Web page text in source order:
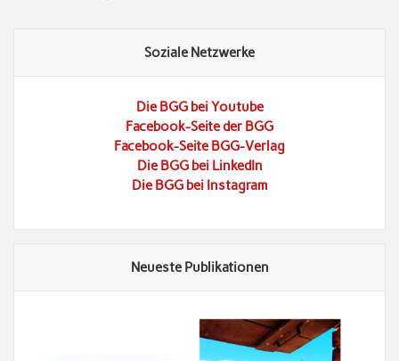
Soziale Netzwerke
Die BGG bei Youtube
Facebook-Seite der BGG
Facebook-Seite BGG-Verlag
Die BGG bei LinkedIn
Die BGG bei Instagram
Neueste Publikationen